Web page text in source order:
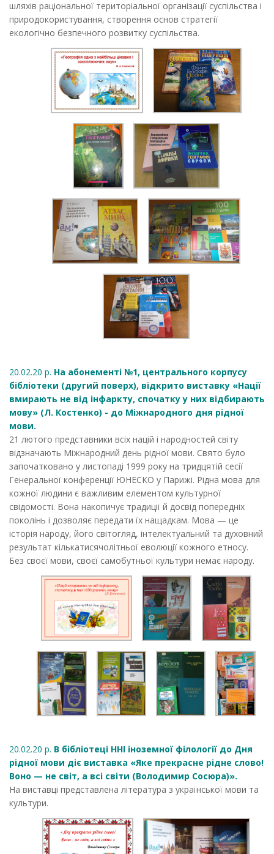
шляхів раціональної територіальної організації суспільства і
природокористування, створення основ стратегії
екологічно безпечного розвитку суспільства.
20.02.20 р. На абонементі №1, центрального корпусу
бібліотеки (другий поверх), відкрито виставку «Нації
вмирають не від інфаркту, спочатку у них відбирають
мову» (Л. Костенко) - до Міжнародного дня рідної
мови.
21 лютого представники всіх націй і народностей світу
відзначають Міжнародний день рідної мови. Свято було
започатковано у листопаді 1999 року на тридцятій сесії
Генеральної конференції ЮНЕСКО у Парижі. Рідна мова для
кожної людини є важливим елементом культурної
свідомості. Вона накопичує традиції й досвід попередніх
поколінь і дозволяє передати їх нащадкам. Мова — це
історія народу, його світогляд, інтелектуальний та духовний
результат кількатисячолітньої еволюції кожного етносу.
Без своєї мови, своєї самобутньої культури немає народу.
20.02.20 р. В бібліотеці ННІ іноземної філології до Дня
рідної мови діє виставка «Яке прекрасне рідне слово!
Воно — не світ, а всі світи (Володимир Сосюра)».
На виставці представлена література з української мови та
культури.